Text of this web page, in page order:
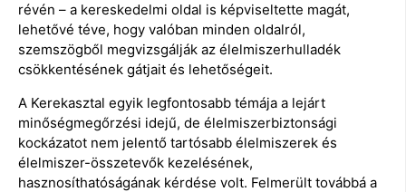
révén – a kereskedelmi oldal is képviseltette magát,
lehetővé téve, hogy valóban minden oldalról,
szemszögből megvizsgálják az élelmiszerhulladék
csökkentésének gátjait és lehetőségeit.
A Kerekasztal egyik legfontosabb témája a lejárt
minőségmegőrzési idejű, de élelmiszerbiztonsági
kockázatot nem jelentő tartósabb élelmiszerek és
élelmiszer-összetevők kezelésének,
hasznosíthatóságának kérdése volt. Felmerült továbbá a